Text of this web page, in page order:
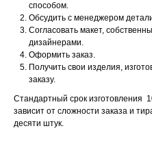
способом.
Обсудить с менеджером
Согласовать макет,
дизайнерами.
Оформить заказ.
Получить свои изделия,
заказу.
Стандартный срок изготовления
зависит от сложности заказа и
десяти штук.